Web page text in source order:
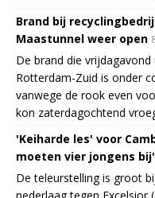
Brand bij
Maastunnel weer open
De brand die
Rotterdam-Zuid is onder
vanwege de rook even
kon zaterdagochtend
'Keiharde les' voor
moeten vier jongens bij'
De teleurstelling is groot